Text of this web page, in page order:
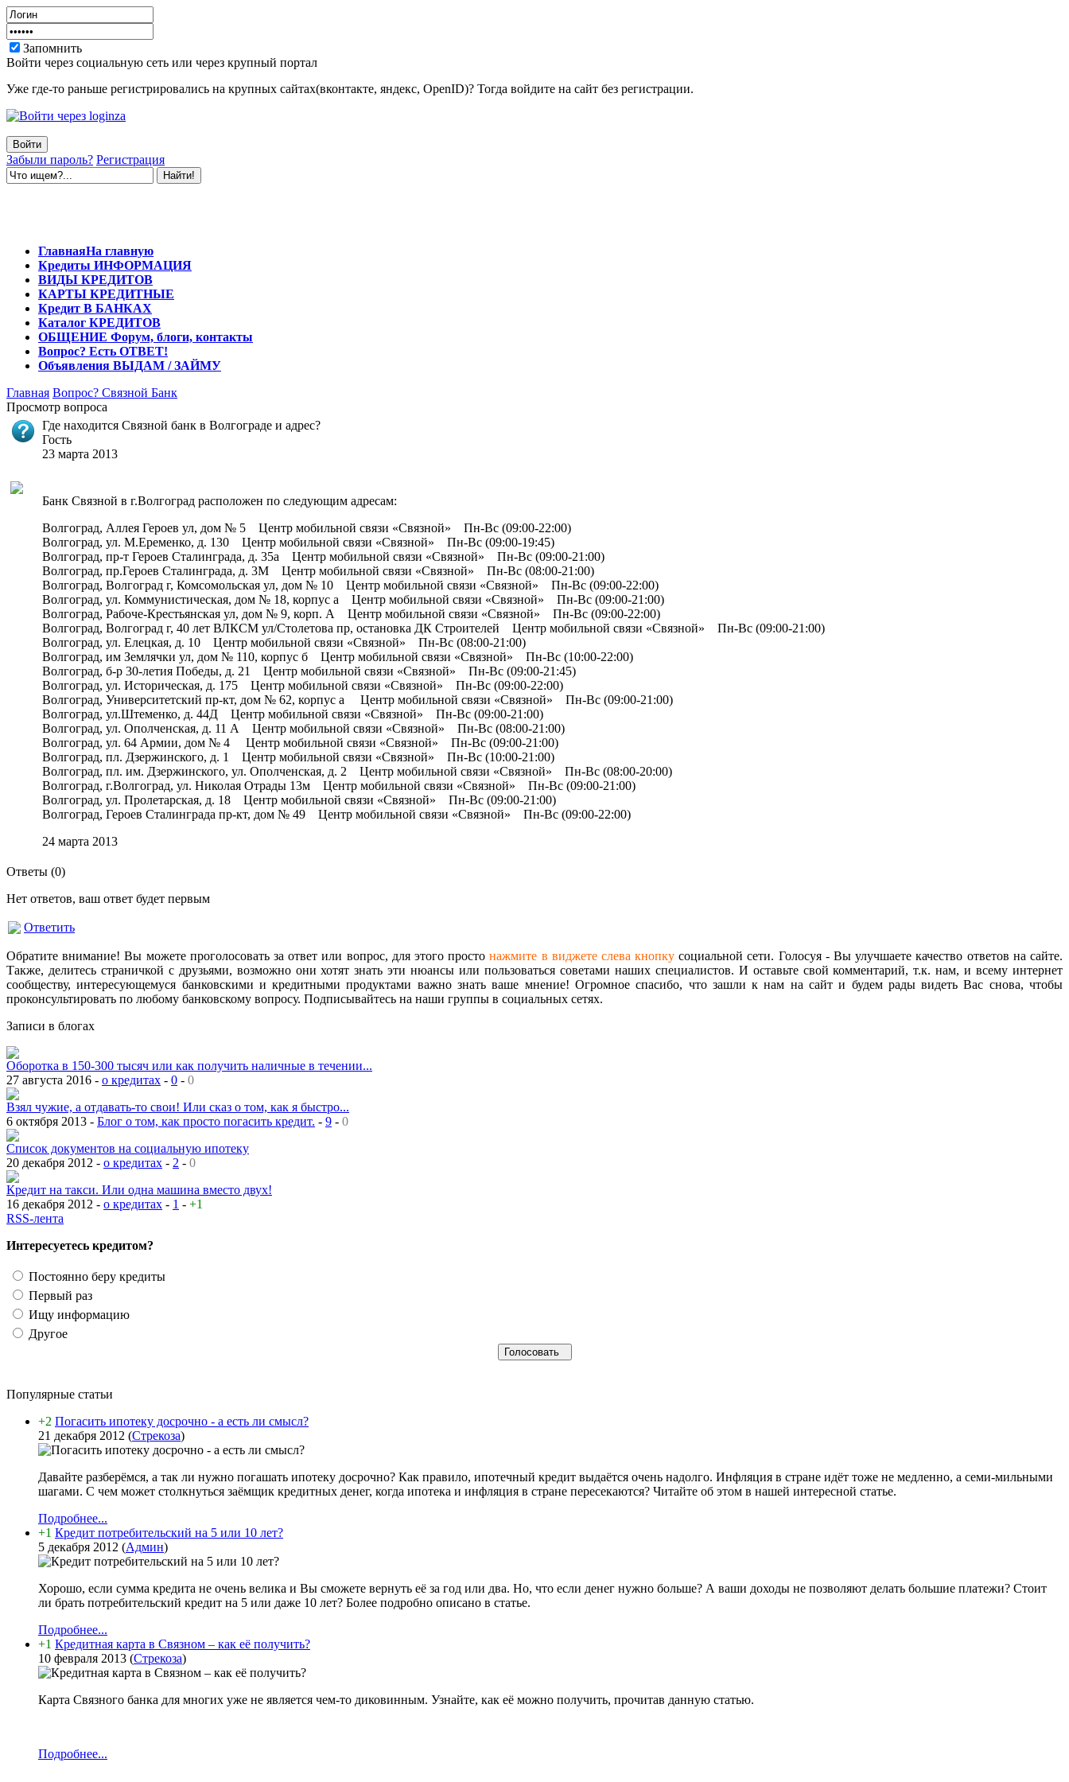
Запомнить
Войти через социальную сеть или через крупный портал
Уже где-то раньше регистрировались на крупных сайтах(вконтакте, яндекс, OpenID)? Тогда войдите на сайт без регистрации.
Забыли пароль? Регистрация
ГлавнаяНа главную
Кредиты ИНФОРМАЦИЯ
ВИДЫ КРЕДИТОВ
КАРТЫ КРЕДИТНЫЕ
Кредит В БАНКАХ
Каталог КРЕДИТОВ
ОБЩЕНИЕ Форум, блоги, контакты
Вопрос? Есть ОТВЕТ!
Объявления ВЫДАМ / ЗАЙМУ
Главная Вопрос? Связной Банк
Просмотр вопроса
Где находится Связной банк в Волгограде и адрес?
Гость
23 марта 2013
Банк Связной в г.Волгоград расположен по следующим адресам:
Волгоград, Аллея Героев ул, дом № 5 Центр мобильной связи «Связной» Пн-Вс (09:00-22:00)
Волгоград, ул. М.Еременко, д. 130 Центр мобильной связи «Связной» Пн-Вс (09:00-19:45)
Волгоград, пр-т Героев Сталинграда, д. 35а Центр мобильной связи «Связной» Пн-Вс (09:00-21:00)
Волгоград, пр.Героев Сталинграда, д. 3М Центр мобильной связи «Связной» Пн-Вс (08:00-21:00)
Волгоград, Волгоград г, Комсомольская ул, дом № 10 Центр мобильной связи «Связной» Пн-Вс (09:00-22:00)
Волгоград, ул. Коммунистическая, дом № 18, корпус а Центр мобильной связи «Связной» Пн-Вс (09:00-21:00)
Волгоград, Рабоче-Крестьянская ул, дом № 9, корп. А Центр мобильной связи «Связной» Пн-Вс (09:00-22:00)
Волгоград, Волгоград г, 40 лет ВЛКСМ ул/Столетова пр, остановка ДК Строителей Центр мобильной связи «Связной» Пн-Вс (09:00-21:00)
Волгоград, ул. Елецкая, д. 10 Центр мобильной связи «Связной» Пн-Вс (08:00-21:00)
Волгоград, им Землячки ул, дом № 110, корпус б Центр мобильной связи «Связной» Пн-Вс (10:00-22:00)
Волгоград, б-р 30-летия Победы, д. 21 Центр мобильной связи «Связной» Пн-Вс (09:00-21:45)
Волгоград, ул. Историческая, д. 175 Центр мобильной связи «Связной» Пн-Вс (09:00-22:00)
Волгоград, Университетский пр-кт, дом № 62, корпус а Центр мобильной связи «Связной» Пн-Вс (09:00-21:00)
Волгоград, ул.Штеменко, д. 44Д Центр мобильной связи «Связной» Пн-Вс (09:00-21:00)
Волгоград, ул. Ополченская, д. 11 А Центр мобильной связи «Связной» Пн-Вс (08:00-21:00)
Волгоград, ул. 64 Армии, дом № 4 Центр мобильной связи «Связной» Пн-Вс (09:00-21:00)
Волгоград, пл. Дзержинского, д. 1 Центр мобильной связи «Связной» Пн-Вс (10:00-21:00)
Волгоград, пл. им. Дзержинского, ул. Ополченская, д. 2 Центр мобильной связи «Связной» Пн-Вс (08:00-20:00)
Волгоград, г.Волгоград, ул. Николая Отрады 13м Центр мобильной связи «Связной» Пн-Вс (09:00-21:00)
Волгоград, ул. Пролетарская, д. 18 Центр мобильной связи «Связной» Пн-Вс (09:00-21:00)
Волгоград, Героев Сталинграда пр-кт, дом № 49 Центр мобильной связи «Связной» Пн-Вс (09:00-22:00)
24 марта 2013
Ответы (0)
Нет ответов, ваш ответ будет первым
Ответить
Обратите внимание! Вы можете проголосовать за ответ или вопрос, для этого простонажмите в виджете слева кнопку социальной сети. Голосуя - Вы улучшаете качество ответов на сайте.
Также, делитесь страничкой с друзьями, возможно они хотят знать эти нюансы или пользоваться советами наших специалистов. И оставьте свой комментарий, т.к. нам, и всему интернет
сообществу, интересующемуся банковскими и кредитными продуктами важно знать ваше мнение! Огромное спасибо, что зашли к нам на сайт и будем рады видеть Вас снова, чтобы
проконсультировать по любому банковскому вопросу. Подписывайтесь на наши группы в социальных сетях.
Записи в блогах
Оборотка в 150-300 тысяч или как получить наличные в течении...
27 августа 2016 - о кредитах - 0 - 0
Взял чужие, а отдавать-то свои! Или сказ о том, как я быстро...
6 октября 2013 - Блог о том, как просто погасить кредит. - 9 - 0
Список документов на социальную ипотеку
20 декабря 2012 - о кредитах - 2 - 0
Кредит на такси. Или одна машина вместо двух!
16 декабря 2012 - о кредитах - 1 - +1
RSS-лента
Интересуетесь кредитом?
Постоянно беру кредиты
Первый раз
Ищу информацию
Другое
Популярные статьи
+2 Погасить ипотеку досрочно - а есть ли смысл?
21 декабря 2012 (Стрекоза)
Давайте разберёмся, а так ли нужно погашать ипотеку досрочно? Как правило, ипотечный кредит выдаётся очень надолго. Инфляция в стране идёт тоже не медленно, а семи-мильными
шагами. С чем может столкнуться заёмщик кредитных денег, когда ипотека и инфляция в стране пересекаются? Читайте об этом в нашей интересной статье.
Подробнее...
+1 Кредит потребительский на 5 или 10 лет?
5 декабря 2012 (Админ)
Хорошо, если сумма кредита не очень велика и Вы сможете вернуть её за год или два. Но, что если денег нужно больше? А ваши доходы не позволяют делать большие платежи? Стоит
ли брать потребительский кредит на 5 или даже 10 лет? Более подробно описано в статье.
Подробнее...
+1 Кредитная карта в Связном – как её получить?
10 февраля 2013 (Стрекоза)
Карта Связного банка для многих уже не является чем-то диковинным. Узнайте, как её можно получить, прочитав данную статью.
Подробнее...